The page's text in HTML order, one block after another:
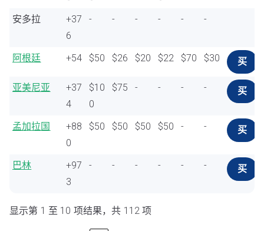
安多拉
+37
6
- - - - - -
阿根廷 +54 $50 $26 $20 $22 $70 $30 买
亚美尼亚
+37
4
$10
0
$75 - - - - 买
孟加拉国
+88
0
$50 $50 $50 $50 - - 买
巴林
+97
3
- - - - - - 买
显示第 1 至 10 项结果，共 112 项